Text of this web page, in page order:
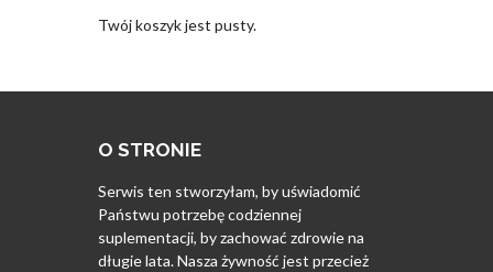
Twój koszyk jest pusty.
O STRONIE
Serwis ten stworzyłam, by uświadomić
Państwu potrzebę codziennej
suplementacji, by zachować zdrowie na
długie lata. Nasza żywność jest przecież